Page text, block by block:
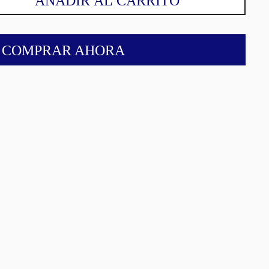
COMPRAR AHORA